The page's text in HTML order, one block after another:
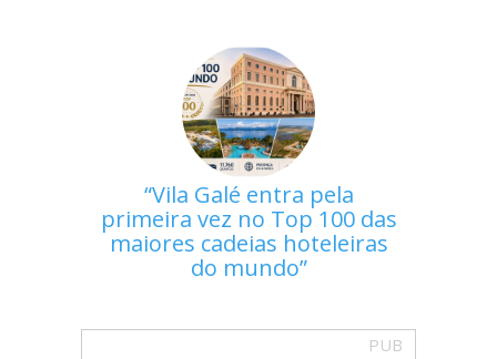
Vila Galé entra pela
primeira vez no Top 100 das
maiores cadeias hoteleiras
do mundo
PUB